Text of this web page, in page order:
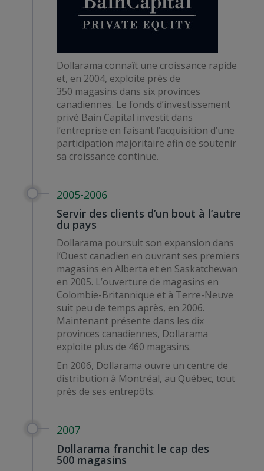
Dollarama connaît une croissance rapide
et, en 2004, exploite près de
350 magasins dans six provinces
canadiennes. Le fonds d’investissement
privé Bain Capital investit dans
l’entreprise en faisant l’acquisition d’une
participation majoritaire afin de soutenir
sa croissance continue.
2005-2006
Servir des clients d’un bout à l’autre
du pays
Dollarama poursuit son expansion dans
l’Ouest canadien en ouvrant ses premiers
magasins en Alberta et en Saskatchewan
en 2005. L’ouverture de magasins en
Colombie-Britannique et à Terre-Neuve
suit peu de temps après, en 2006.
Maintenant présente dans les dix
provinces canadiennes, Dollarama
exploite plus de 460 magasins.
En 2006, Dollarama ouvre un centre de
distribution à Montréal, au Québec, tout
près de ses entrepôts.
2007
Dollarama franchit le cap des
500 magasins